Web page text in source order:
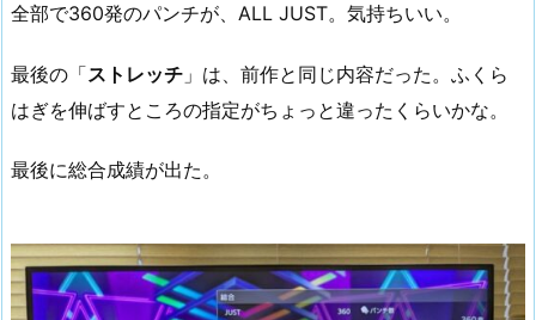
全部で360発のパンチが、ALL JUST。気持ちいい。
最後の「ストレッチ 」は、前作と同じ内容だった。ふくら
はぎを伸ばすところの指定がちょっと違ったくらいかな。
最後に総合成績が出た。